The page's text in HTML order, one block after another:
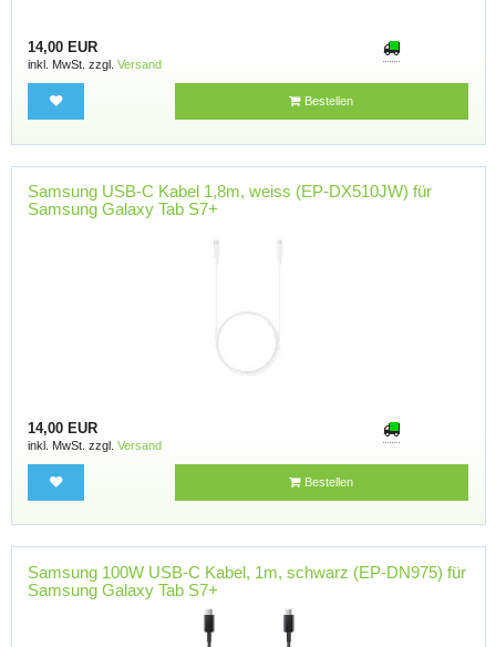
14,00 EUR
inkl. MwSt. zzgl. Versand
Bestellen
Samsung USB-C Kabel 1,8m, weiss (EP-DX510JW) für
Samsung Galaxy Tab S7+
14,00 EUR
inkl. MwSt. zzgl. Versand
Bestellen
Samsung 100W USB-C Kabel, 1m, schwarz (EP-DN975) für
Samsung Galaxy Tab S7+